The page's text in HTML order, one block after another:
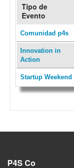
Tipo de
Evento
Comunidad p4s
Innovation in
Action
Startup Weekend
P4S Co